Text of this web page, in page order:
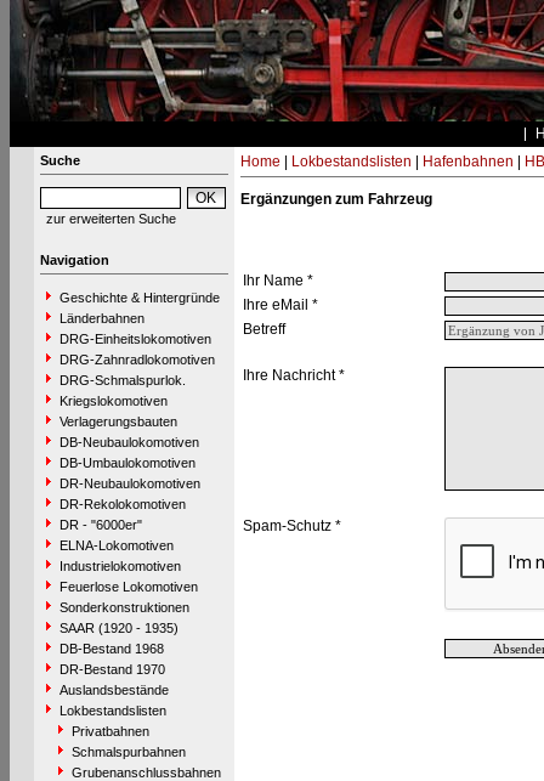
Suche
zur erweiterten Suche
Navigation
Geschichte & Hintergründe
Länderbahnen
DRG-Einheitslokomotiven
DRG-Zahnradlokomotiven
DRG-Schmalspurlok.
Kriegslokomotiven
Verlagerungsbauten
DB-Neubaulokomotiven
DB-Umbaulokomotiven
DR-Neubaulokomotiven
DR-Rekolokomotiven
DR - "6000er"
ELNA-Lokomotiven
Industrielokomotiven
Feuerlose Lokomotiven
Sonderkonstruktionen
SAAR (1920 - 1935)
DB-Bestand 1968
DR-Bestand 1970
Auslandsbestände
Lokbestandslisten
Privatbahnen
Schmalspurbahnen
Grubenanschlussbahnen
Home Lokbestandslisten Hafenbahnen
Ergänzungen zum Fahrzeug
Ihr Name *
Ihre eMail *
Betreff
Ihre Nachricht *
Spam-Schutz *